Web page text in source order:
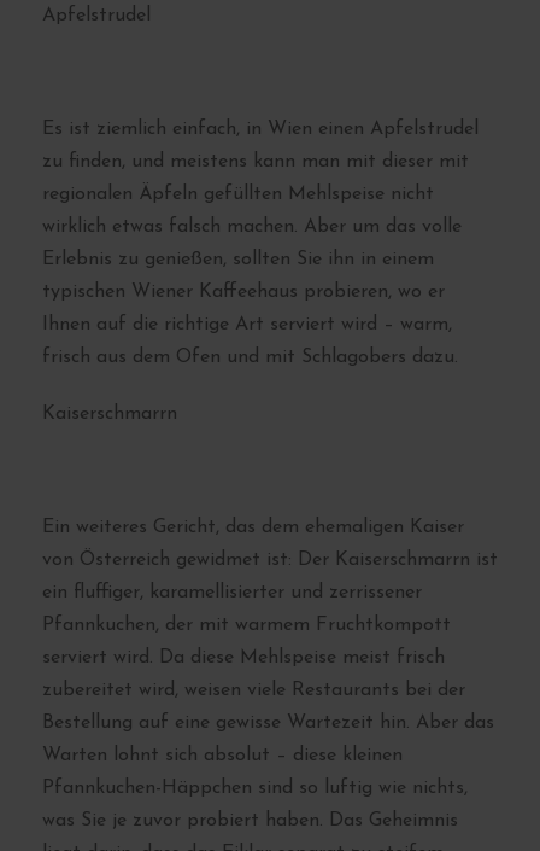
Apfelstrudel
Es ist ziemlich einfach, in Wien einen Apfelstrudel
zu finden, und meistens kann man mit dieser mit
regionalen Äpfeln gefüllten Mehlspeise nicht
wirklich etwas falsch machen. Aber um das volle
Erlebnis zu genießen, sollten Sie ihn in einem
typischen Wiener Kaffeehaus probieren, wo er
Ihnen auf die richtige Art serviert wird – warm,
frisch aus dem Ofen und mit Schlagobers dazu.
Kaiserschmarrn
Ein weiteres Gericht, das dem ehemaligen Kaiser
von Österreich gewidmet ist: Der Kaiserschmarrn ist
ein fluffiger, karamellisierter und zerrissener
Pfannkuchen, der mit warmem Fruchtkompott
serviert wird. Da diese Mehlspeise meist frisch
zubereitet wird, weisen viele Restaurants bei der
Bestellung auf eine gewisse Wartezeit hin. Aber das
Warten lohnt sich absolut – diese kleinen
Pfannkuchen-Häppchen sind so luftig wie nichts,
was Sie je zuvor probiert haben. Das Geheimnis